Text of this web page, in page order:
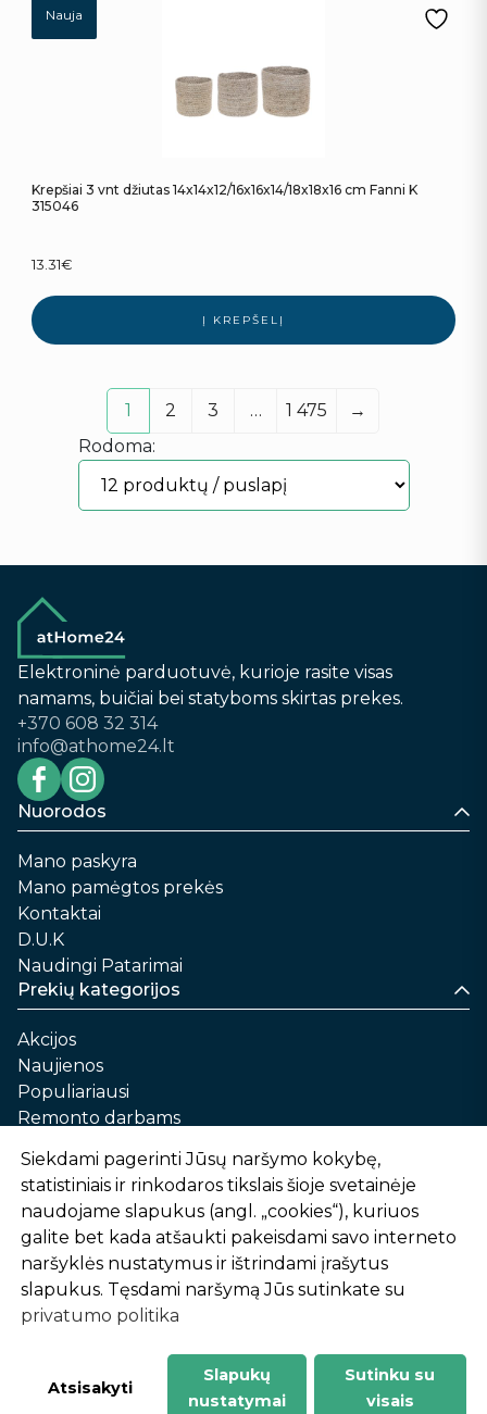
Nauja
Krepšiai 3 vnt džiutas 14x14x12/16x16x14/18x18x16 cm Fanni K
315046
13.31€
Į KREPŠELĮ
1 2 3 … 1 475
→
Rodoma:
Elektroninė parduotuvė, kurioje rasite visas
namams, buičiai bei statyboms skirtas prekes.
+370 608 32 314
info@athome24.lt
Nuorodos
Mano paskyra
Mano pamėgtos prekės
Kontaktai
D.U.K
Naudingi Patarimai
Prekių kategorijos
Akcijos
Naujienos
Populiariausi
Remonto darbams
Automobilių priežiūrai
Sodui ir daržui
Informacija
Apie mus
Prekių pirkimo – pardavimo taisyklės
Prekių pristatymas ir atsiėmimas
Siekdami pagerinti Jūsų naršymo kokybę,
statistiniais ir rinkodaros tikslais šioje svetainėje
naudojame slapukus (angl. „cookies“), kuriuos
galite bet kada atšaukti pakeisdami savo interneto
naršyklės nustatymus ir ištrindami įrašytus
slapukus. Tęsdami naršymą Jūs sutinkate su
privatumo politika
Atsisakyti
Slapukų
nustatymai
Sutinku su
visais